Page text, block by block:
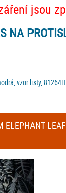
jsou
NA
vzor listy,